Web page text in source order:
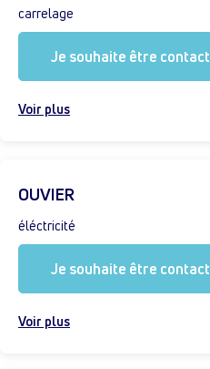
carrelage
Je souhaite être
Voir plus
OUVIER
éléctricité
Je souhaite être
Voir plus